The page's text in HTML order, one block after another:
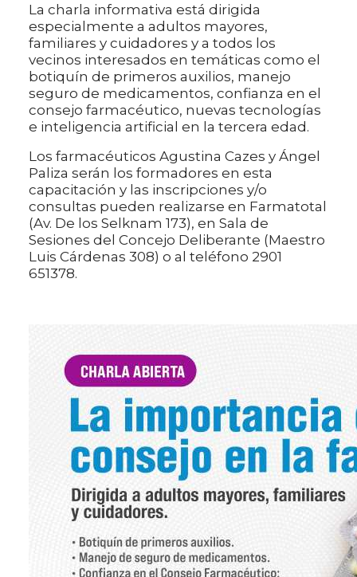
La charla informativa está dirigida
especialmente a adultos mayores,
familiares y cuidadores y a todos los
vecinos interesados en temáticas como el
botiquín de primeros auxilios, manejo
seguro de medicamentos, confianza en el
consejo farmacéutico, nuevas tecnologías
e inteligencia artificial en la tercera edad.
Los farmacéuticos Agustina Cazes y Ángel
Paliza serán los formadores en esta
capacitación y las inscripciones y/o
consultas pueden realizarse en Farmatotal
(Av. De los Selknam 173), en Sala de
Sesiones del Concejo Deliberante (Maestro
Luis Cárdenas 308) o al teléfono 2901
651378.